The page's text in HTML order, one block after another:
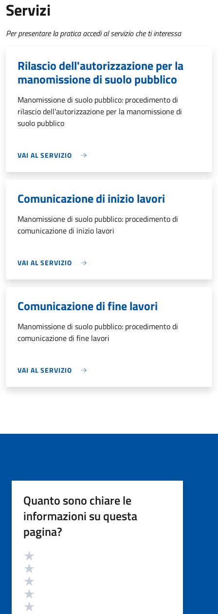
Servizi
Per presentare la pratica accedi al servizio che ti interessa
Rilascio dell'autorizzazione per la
manomissione di suolo pubblico
Manomissione di suolo pubblico: procedimento di
rilascio dell'autorizzazione per la manomissione di
suolo pubblico
VAI AL SERVIZIO
Comunicazione di inizio lavori
Manomissione di suolo pubblico: procedimento di
comunicazione di inizio lavori
VAI AL SERVIZIO
Comunicazione di fine lavori
Manomissione di suolo pubblico: procedimento di
comunicazione di fine lavori
VAI AL SERVIZIO
Quanto sono chiare le
informazioni su questa
pagina?
Valutazione